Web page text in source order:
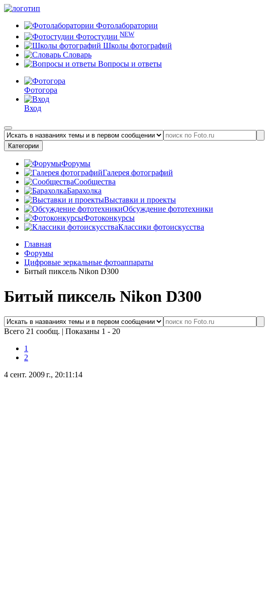
Фотолаборатории
Фотостудии NEW
Школы фотографий
Словарь
Вопросы и ответы
Фотогора
Вход
Категории
Форумы
Галерея фотографий
Сообщества
Барахолка
Выставки и проекты
Обсуждение фототехники
Фотоконкурсы
Классики фотоискусства
Главная
Форумы
Цифровые зеркальные фотоаппараты
Битый пиксель Nikon D300
Битый пиксель Nikon D300
Всего 21 сообщ. | Показаны 1 - 20
1
2
4 сент. 2009 г., 20:11:14